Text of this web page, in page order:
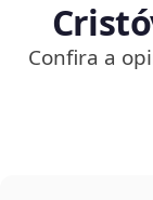
Confira a